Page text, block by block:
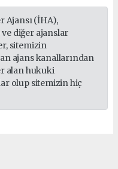
Ajansı (İHA),
diğer ajanslar
sitemizin
ajans kanallarından
alan hukuki
olup sitemizin hiç